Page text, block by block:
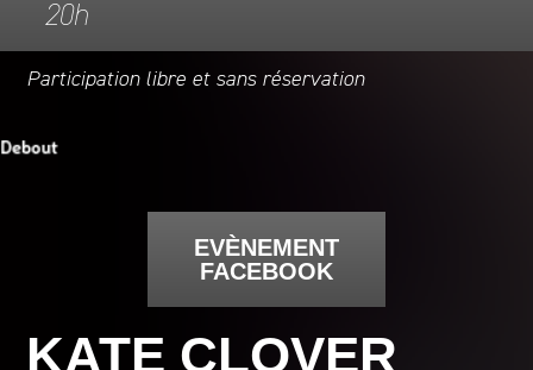
20h
Participation libre et sans réservation
EVÈNEMENT
FACEBOOK
KATE CLOVER